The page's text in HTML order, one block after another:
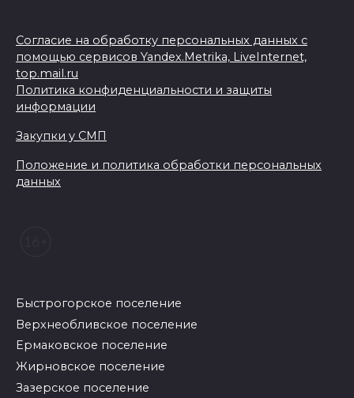
Согласие на обработку персональных данных с
помощью сервисов Yandex.Metrika, LiveInternet,
top.mail.ru
Политика конфиденциальности и защиты
информации
Закупки у СМП
Положение и политика обработки персональных
данных
Быстрогорское поселение
Верхнеобливское поселение
Ермаковское поселение
Жирновское поселение
Зазерское поселение